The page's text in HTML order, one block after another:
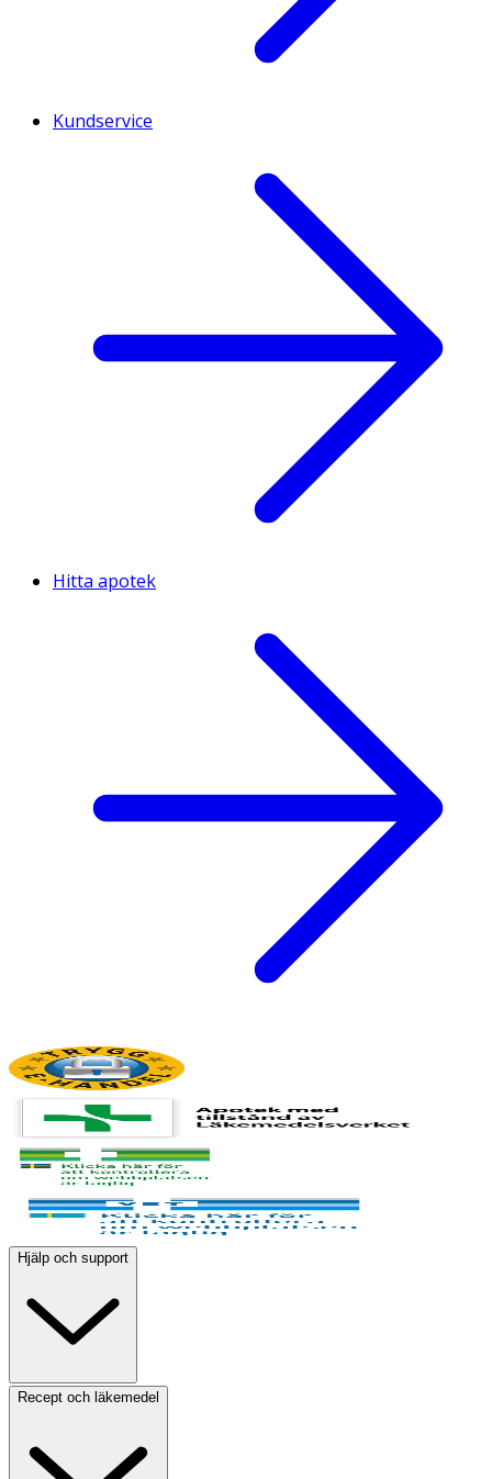
Kundservice
Hitta apotek
Hjälp och support
Recept och läkemedel